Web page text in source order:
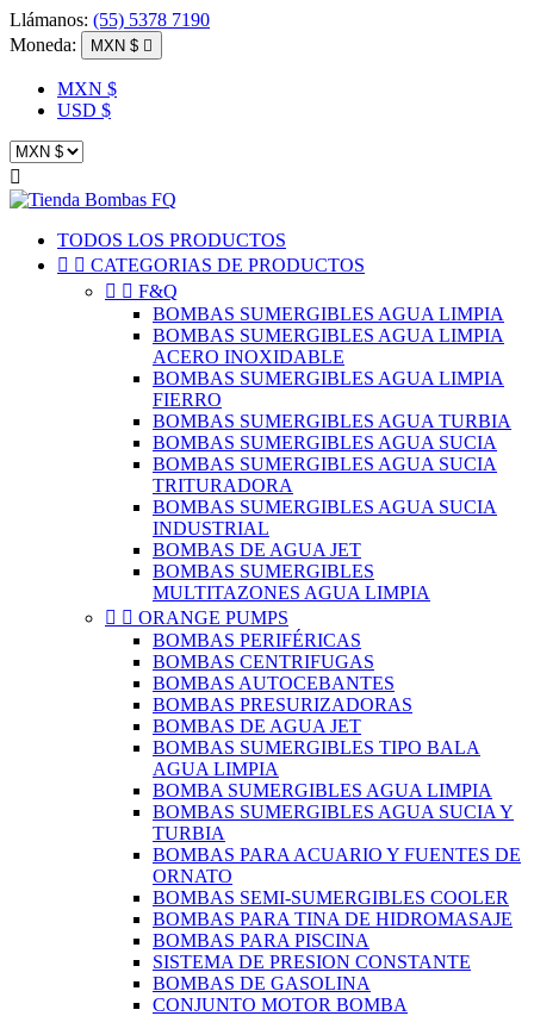
Llámanos: (55) 5378 7190
Moneda:
MXN $ 
MXN $
USD $

TODOS LOS PRODUCTOS
  CATEGORIAS DE PRODUCTOS
  F&Q
BOMBAS SUMERGIBLES AGUA LIMPIA
BOMBAS SUMERGIBLES AGUA LIMPIA
ACERO INOXIDABLE
BOMBAS SUMERGIBLES AGUA LIMPIA
FIERRO
BOMBAS SUMERGIBLES AGUA TURBIA
BOMBAS SUMERGIBLES AGUA SUCIA
BOMBAS SUMERGIBLES AGUA SUCIA
TRITURADORA
BOMBAS SUMERGIBLES AGUA SUCIA
INDUSTRIAL
BOMBAS DE AGUA JET
BOMBAS SUMERGIBLES
MULTITAZONES AGUA LIMPIA
  ORANGE PUMPS
BOMBAS PERIFÉRICAS
BOMBAS CENTRIFUGAS
BOMBAS AUTOCEBANTES
BOMBAS PRESURIZADORAS
BOMBAS DE AGUA JET
BOMBAS SUMERGIBLES TIPO BALA
AGUA LIMPIA
BOMBA SUMERGIBLES AGUA LIMPIA
BOMBAS SUMERGIBLES AGUA SUCIA Y
TURBIA
BOMBAS PARA ACUARIO Y FUENTES DE
ORNATO
BOMBAS SEMI-SUMERGIBLES COOLER
BOMBAS PARA TINA DE HIDROMASAJE
BOMBAS PARA PISCINA
SISTEMA DE PRESION CONSTANTE
BOMBAS DE GASOLINA
CONJUNTO MOTOR BOMBA